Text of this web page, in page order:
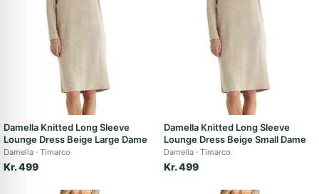
Damella Knitted Long Sleeve
Lounge Dress Beige Large Dame
Damella Timarco
Kr. 499
Damella Knitted Long Sleeve
Lounge Dress Beige Small Dame
Damella Timarco
Kr. 499